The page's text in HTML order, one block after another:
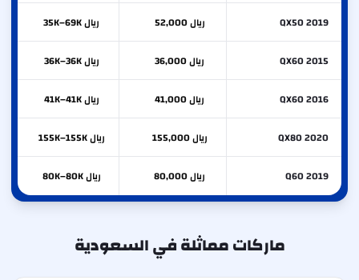
QX50 2019 ريال 52,000 ريال 35K–69K
QX60 2015 ريال 36,000 ريال 36K–36K
QX60 2016 ريال 41,000 ريال 41K–41K
QX80 2020 ريال 155,000 ريال 155K–155K
Q60 2019 ريال 80,000 ريال 80K–80K
ماركات مماثلة في السعودية